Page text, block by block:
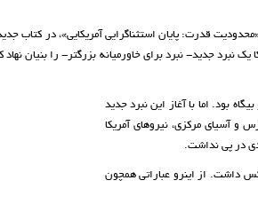
قدرت: پایان استثناگرایی آمریکایی»، در کتاب
آمریکا یک نبرد جدید- نبرد برای خاورمیانه بزرگتر- را بنیان
بود. اما با آغاز این نبرد جدید
و آسیای مرکزی، نیروهای آمریکا
در پی نداشت.
داشت. از اینرو عباراتی همچون